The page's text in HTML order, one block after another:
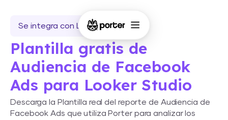
Se integra con Looker Studio
Plantilla gratis de
Audiencia de Facebook
Ads para Looker Studio
Descarga la Plantilla real del reporte de Audiencia de
Facebook Ads que utiliza Porter para analizar los